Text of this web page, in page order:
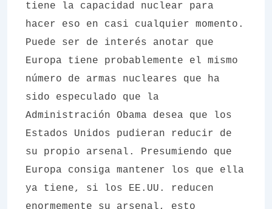
tiene la capacidad nuclear para
hacer eso en casi cualquier momento.
Puede ser de interés anotar que
Europa tiene probablemente el mismo
número de armas nucleares que ha
sido especulado que la
Administración Obama desea que los
Estados Unidos pudieran reducir de
su propio arsenal. Presumiendo que
Europa consiga mantener los que ella
ya tiene, si los EE.UU. reducen
enormemente su arsenal, esto